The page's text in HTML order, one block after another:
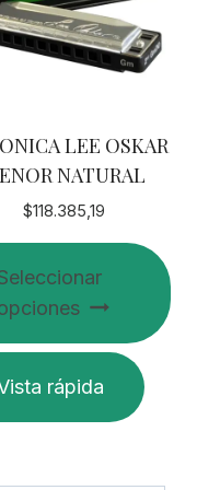
LEE OSKAR
NATURAL
$118.385,19
rápida